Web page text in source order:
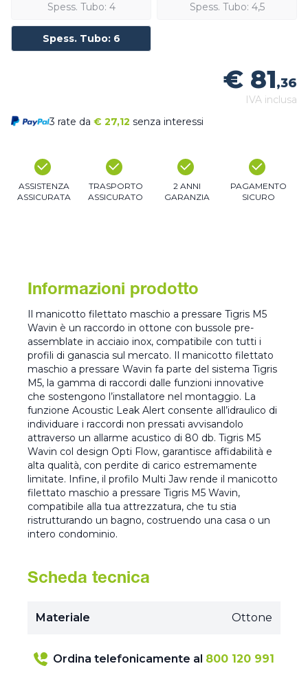
Spess. Tubo: 4 Spess. Tubo: 4,5
Spess. Tubo: 6
€ 81,36
IVA inclusa
3 rate da € 27,12 senza interessi
ASSISTENZA
ASSICURATA
TRASPORTO
ASSICURATO
2 ANNI
GARANZIA
PAGAMENTO
SICURO
Informazioni prodotto
Il manicotto filettato maschio a pressare Tigris M5
Wavin è un raccordo in ottone con bussole pre-
assemblate in acciaio inox, compatibile con tutti i
profili di ganascia sul mercato. Il manicotto filettato
maschio a pressare Wavin fa parte del sistema Tigris
M5, la gamma di raccordi dalle funzioni innovative
che sostengono l’installatore nel montaggio. La
funzione Acoustic Leak Alert consente all’idraulico di
individuare i raccordi non pressati avvisandolo
attraverso un allarme acustico di 80 db. Tigris M5
Wavin col design Opti Flow, garantisce affidabilità e
alta qualità, con perdite di carico estremamente
limitate. Infine, il profilo Multi Jaw rende il manicotto
filettato maschio a pressare Tigris M5 Wavin,
compatibile alla tua attrezzatura, che tu stia
ristrutturando un bagno, costruendo una casa o un
intero condominio.
Scheda tecnica
Materiale Ottone
Ordina telefonicamente al 800 120 991